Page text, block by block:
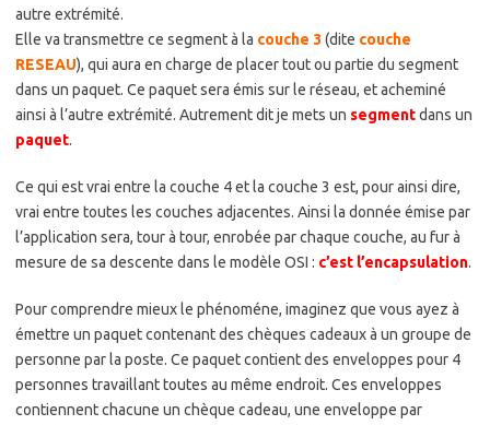
autre extrémité.
Elle va transmettre ce segment à la couche 3 (dite couche
RESEAU), qui aura en charge de placer tout ou partie du segment
dans un paquet. Ce paquet sera émis sur le réseau, et acheminé
ainsi à l’autre extrémité. Autrement dit je mets un segmentdans un
paquet.
Ce qui est vrai entre la couche 4 et la couche 3 est, pour ainsi dire,
vrai entre toutes les couches adjacentes. Ainsi la donnée émise par
l’application sera, tour à tour, enrobée par chaque couche, au fur à
mesure de sa descente dans le modèle OSI : c’est l’encapsulation.
Pour comprendre mieux le phénoméne, imaginez que vous ayez à
émettre un paquet contenant des chèques cadeaux à un groupe de
personne par la poste. Ce paquet contient des enveloppes pour 4
personnes travaillant toutes au même endroit. Ces enveloppes
contiennent chacune un chèque cadeau, une enveloppe par